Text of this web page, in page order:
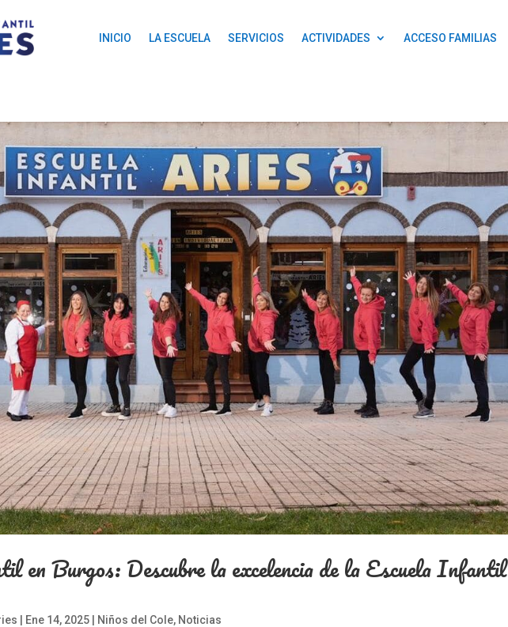
INICIO LA ESCUELA SERVICIOS ACTIVIDADES ACCESO FAMILIAS
en Burgos: Descubre la excelencia de la Escuela Infantil
Ene 14, 2025 Niños del Cole, Noticias